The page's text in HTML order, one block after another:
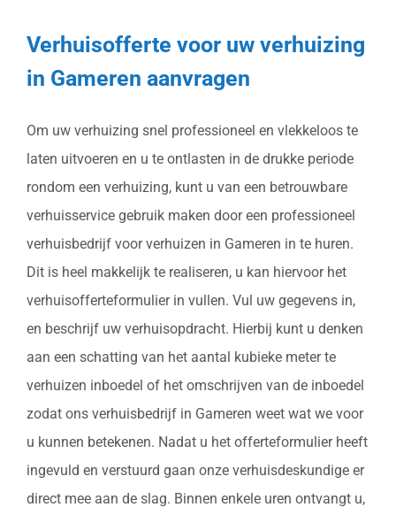
Verhuisofferte voor uw verhuizing
in Gameren aanvragen
Om uw verhuizing snel professioneel en vlekkeloos te
laten uitvoeren en u te ontlasten in de drukke periode
rondom een verhuizing, kunt u van een betrouwbare
verhuisservice gebruik maken door een professioneel
verhuisbedrijf voor verhuizen in Gameren in te huren.
Dit is heel makkelijk te realiseren, u kan hiervoor het
verhuisofferteformulier in vullen. Vul uw gegevens in,
en beschrijf uw verhuisopdracht. Hierbij kunt u denken
aan een schatting van het aantal kubieke meter te
verhuizen inboedel of het omschrijven van de inboedel
zodat ons verhuisbedrijf in Gameren weet wat we voor
u kunnen betekenen. Nadat u het offerteformulier heeft
ingevuld en verstuurd gaan onze verhuisdeskundige er
direct mee aan de slag. Binnen enkele uren ontvangt u,